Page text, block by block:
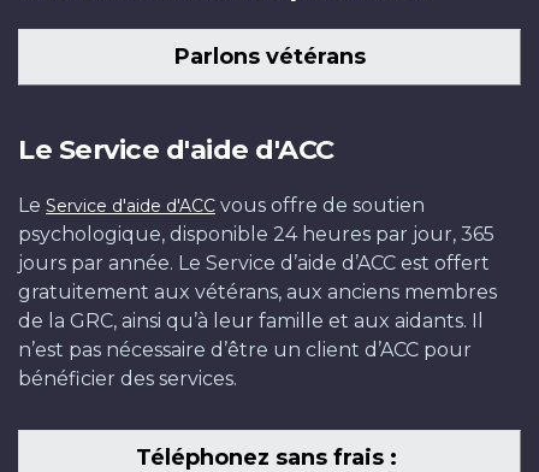
Parlons vétérans
Le Service d'aide d'ACC
Le Service d'aide d'ACC vous offre de soutien
psychologique, disponible 24 heures par jour, 365
jours par année. Le Service d’aide d’ACC est offert
gratuitement aux vétérans, aux anciens membres
de la GRC, ainsi qu’à leur famille et aux aidants. Il
n’est pas nécessaire d’être un client d’ACC pour
bénéficier des services.
Téléphonez sans frais :